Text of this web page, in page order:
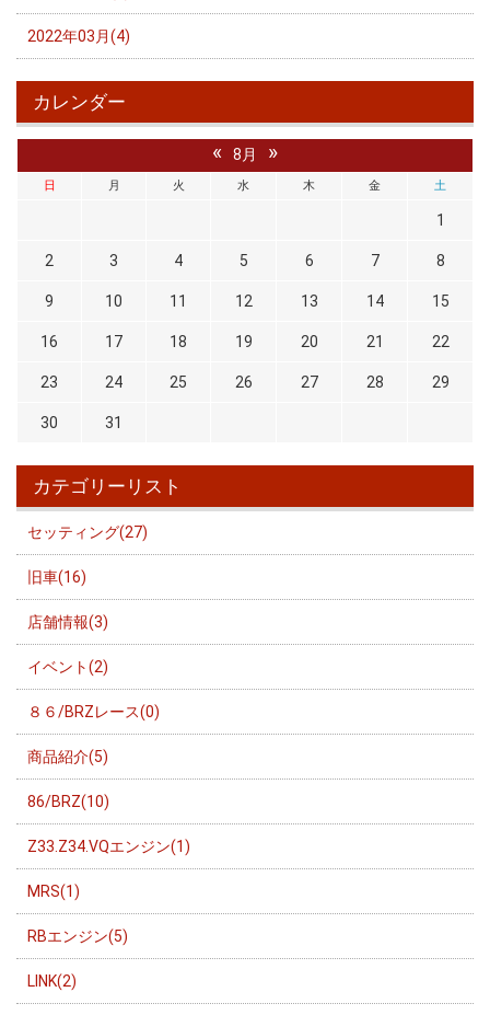
2022年03月(4)
カレンダー
« 8月 »
日 月 火 水 木 金 土
1
2 3 4 5 6 7 8
9 10 11 12 13 14 15
16 17 18 19 20 21 22
23 24 25 26 27 28 29
30 31
カテゴリーリスト
セッティング(27)
旧車(16)
店舗情報(3)
イベント(2)
８６/BRZレース(0)
商品紹介(5)
86/BRZ(10)
Z33.Z34.VQエンジン(1)
MRS(1)
RBエンジン(5)
LINK(2)